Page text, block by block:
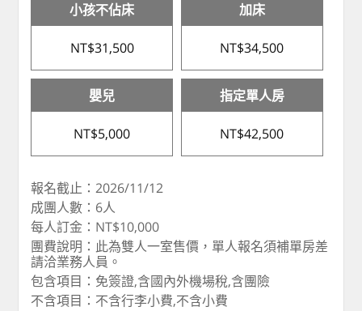
小孩不佔床
NT$31,500
加床
NT$34,500
嬰兒
NT$5,000
指定單人房
NT$42,500
報名截止：2026/11/12
成團人數：6人
每人訂金：NT$10,000
團費說明：此為雙人一室售價，單人報名須補單房差
請洽業務人員。
包含項目：免簽證,含國內外機場稅,含團險
不含項目：不含行李小費,不含小費